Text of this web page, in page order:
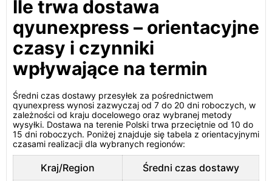
Ile trwa dostawa
qyunexpress – orientacyjne
czasy i czynniki
wpływające na termin
Średni czas dostawy przesyłek za pośrednictwem
qyunexpress wynosi zazwyczaj od 7 do 20 dni roboczych, w
zależności od kraju docelowego oraz wybranej metody
wysyłki. Dostawa na terenie Polski trwa przeciętnie od 10 do
15 dni roboczych. Poniżej znajduje się tabela z orientacyjnymi
czasami realizacji dla wybranych regionów:
Kraj/Region Średni czas dostawy